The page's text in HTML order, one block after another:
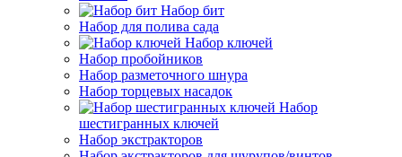
Набор бит
Набор для полива сада
Набор ключей
Набор пробойников
Набор разметочного шнура
Набор торцевых насадок
Набор
шестигранных ключей
Набор экстракторов